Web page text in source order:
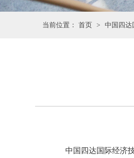
当前位置： 首页 > 中国四达
中国四达国际经济